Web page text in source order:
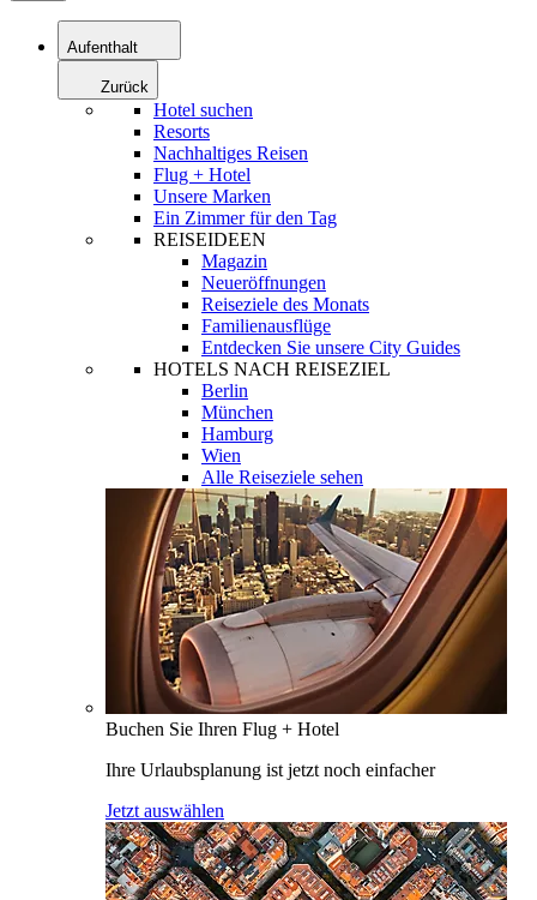
Aufenthalt
Zurück
Hotel suchen
Resorts
Nachhaltiges Reisen
Flug + Hotel
Unsere Marken
Ein Zimmer für den Tag
REISEIDEEN
Magazin
Neueröffnungen
Reiseziele des Monats
Familienausflüge
Entdecken Sie unsere City Guides
HOTELS NACH REISEZIEL
Berlin
München
Hamburg
Wien
Alle Reiseziele sehen
Buchen Sie Ihren Flug + Hotel
Ihre Urlaubsplanung ist jetzt noch einfacher
Jetzt auswählen